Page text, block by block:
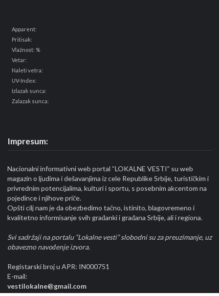
Apparent:
Pritisak:
Vlažnost: %
Vetar:
Naleti vetra:
UV-Index:
Izlazak sunca:
Zalazak sunca:
Impresum:
Nacionalni informativni web portal “LOKALNE VESTI” su web
magazin o ljudima i dešavanjima iz cele Republike Srbije, turističkim i
privrednim potencijalima, kulturi i sportu, s posebnim akcentom na
pojedince i njihove priče.
Opšti cilj nam je da obezbedimo tačno, istinito, blagovremeno i
kvalitetno informisanje svih građanki i građana Srbije, ali i regiona.
Svi sadržaji na portalu “Lokalne vesti” slobodni su za preuzimanje, uz
obavezno navođenje izvora.
Registarski broj u APR: IN000751
E-mail:
vestilokalne@gmail.com